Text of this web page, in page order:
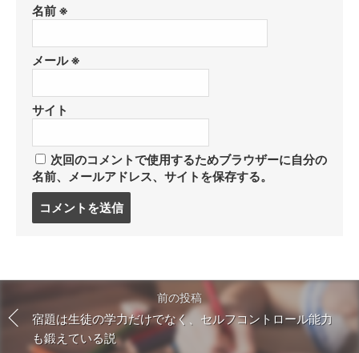
名前 ※
メール※
サイト
次回のコメントで使用するためブラウザーに自分の
名前、メールアドレス、サイトを保存する。
る
前の投稿
宿題は生徒の学力だけでなく、セルフコントロール能力
も鍛えている説